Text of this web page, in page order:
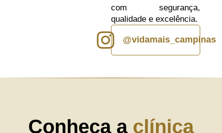
com segurança,
qualidade e excelência.
@vidamais_campinas
Conheça a clínica